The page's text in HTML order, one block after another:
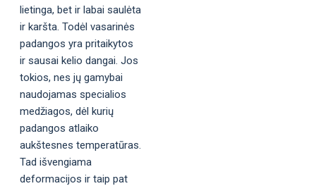
lietinga, bet ir labai saulėta
ir karšta. Todėl vasarinės
padangos yra pritaikytos
ir sausai kelio dangai. Jos
tokios, nes jų gamybai
naudojamas specialios
medžiagos, dėl kurių
padangos atlaiko
aukštesnes temperatūras.
Tad išvengiama
deformacijos ir taip pat